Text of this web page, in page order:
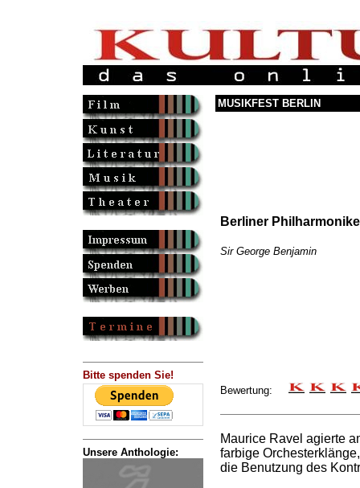
Bitte spenden Sie!
Unsere Anthologie:
MUSIKFEST BERLIN
Berliner
Sir George Benjamin
Bewertung:
Maurice Ravel agierte
farbige
die Benutzung des